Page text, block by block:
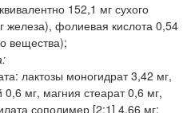
152,1 мг сухого
железа), фолиевая кислота 0,54
вещества);
лактозы моногидрат 3,42 мг,
мг, магния стеарат 0,6 мг,
сополимер [2:1] 4,66 мг;